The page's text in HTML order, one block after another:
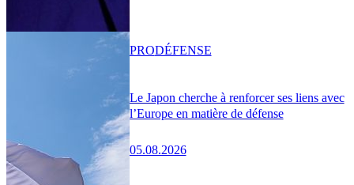
Le Japon cherche à renforcer ses liens avec
l’Europe en matière de défense
05.08.2026
PRODÉFENSE